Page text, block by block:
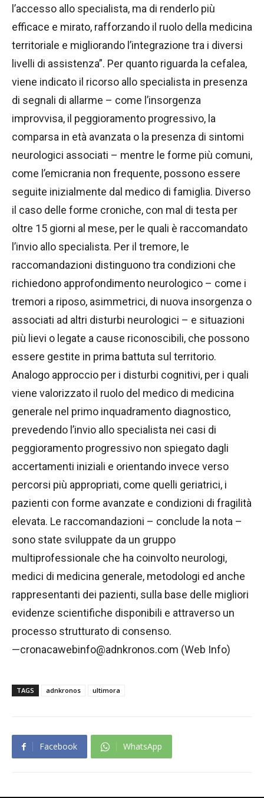
l’accesso allo specialista, ma di renderlo più
efficace e mirato, rafforzando il ruolo della medicina
territoriale e migliorando l’integrazione tra i diversi
livelli di assistenza”. Per quanto riguarda la cefalea,
viene indicato il ricorso allo specialista in presenza
di segnali di allarme – come l’insorgenza
improvvisa, il peggioramento progressivo, la
comparsa in età avanzata o la presenza di sintomi
neurologici associati – mentre le forme più comuni,
come l’emicrania non frequente, possono essere
seguite inizialmente dal medico di famiglia. Diverso
il caso delle forme croniche, con mal di testa per
oltre 15 giorni al mese, per le quali è raccomandato
l’invio allo specialista. Per il tremore, le
raccomandazioni distinguono tra condizioni che
richiedono approfondimento neurologico – come i
tremori a riposo, asimmetrici, di nuova insorgenza o
associati ad altri disturbi neurologici – e situazioni
più lievi o legate a cause riconoscibili, che possono
essere gestite in prima battuta sul territorio.
Analogo approccio per i disturbi cognitivi, per i quali
viene valorizzato il ruolo del medico di medicina
generale nel primo inquadramento diagnostico,
prevedendo l’invio allo specialista nei casi di
peggioramento progressivo non spiegato dagli
accertamenti iniziali e orientando invece verso
percorsi più appropriati, come quelli geriatrici, i
pazienti con forme avanzate e condizioni di fragilità
elevata. Le raccomandazioni – conclude la nota –
sono state sviluppate da un gruppo
multiprofessionale che ha coinvolto neurologi,
medici di medicina generale, metodologi ed anche
rappresentanti dei pazienti, sulla base delle migliori
evidenze scientifiche disponibili e attraverso un
processo strutturato di consenso.
—cronacawebinfo@adnkronos.com (Web Info)
TAGS adnkronos ultimora
Facebook WhatsApp